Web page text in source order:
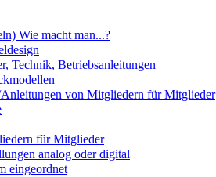
Wie macht man...?
Technik, Betriebsanleitungen
von Mitgliedern für Mitglieder
für Mitglieder
analog oder digital
eingeordnet